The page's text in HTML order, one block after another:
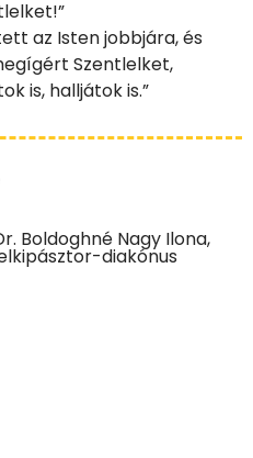
az Isten jobbjára, és
Szentlelket,
is, halljátok is.”
Boldoghné Nagy Ilona,
diakónus